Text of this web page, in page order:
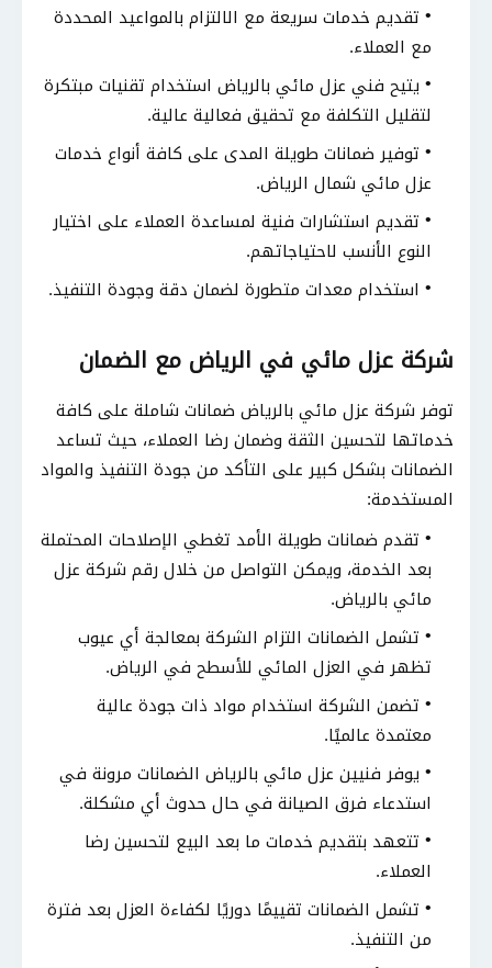
تقديم خدمات سريعة مع الالتزام بالمواعيد المحددة
مع العملاء.
يتيح فني عزل مائي بالرياض استخدام تقنيات مبتكرة
لتقليل التكلفة مع تحقيق فعالية عالية.
توفير ضمانات طويلة المدى على كافة أنواع خدمات
عزل مائي شمال الرياض.
تقديم استشارات فنية لمساعدة العملاء على اختيار
النوع الأنسب لاحتياجاتهم.
استخدام معدات متطورة لضمان دقة وجودة التنفيذ.
شركة عزل مائي في الرياض مع الضمان
توفر شركة عزل مائي بالرياض ضمانات شاملة على كافة
خدماتها لتحسين الثقة وضمان رضا العملاء، حيث تساعد
الضمانات بشكل كبير على التأكد من جودة التنفيذ والمواد
المستخدمة:
تقدم ضمانات طويلة الأمد تغطي الإصلاحات المحتملة
بعد الخدمة، ويمكن التواصل من خلال رقم شركة عزل
مائي بالرياض.
تشمل الضمانات التزام الشركة بمعالجة أي عيوب
تظهر في العزل المائي للأسطح في الرياض.
تضمن الشركة استخدام مواد ذات جودة عالية
معتمدة عالميًا.
يوفر فنيين عزل مائي بالرياض الضمانات مرونة في
استدعاء فرق الصيانة في حال حدوث أي مشكلة.
تتعهد بتقديم خدمات ما بعد البيع لتحسين رضا
العملاء.
تشمل الضمانات تقييمًا دوريًا لكفاءة العزل بعد فترة
من التنفيذ.